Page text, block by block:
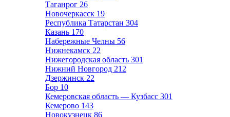
Таганрог 26
Новочеркасск 19
Республика Татарстан 304
Казань 170
Набережные Челны 56
Нижнекамск 22
Нижегородская область 301
Нижний Новгород 212
Дзержинск 22
Бор 10
Кемеровская область — Кузбасс 301
Кемерово 143
Новокузнецк 86